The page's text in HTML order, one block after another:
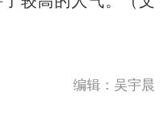
编辑：吴宇晨